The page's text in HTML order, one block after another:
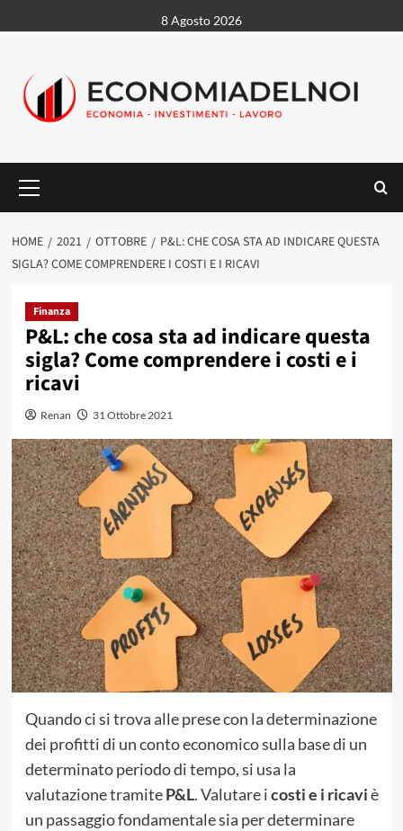
al
8 Agosto 2026
principale
HOME 2021 OTTOBRE
P&L: CHE COSA STA AD INDICARE QUESTA
SIGLA? COME COMPRENDERE I COSTI E I RICAVI
Finanza
P&L: che cosa sta ad indicare questa
sigla? Come comprendere i costi e i
ricavi
Renan 31 Ottobre 2021
Quando ci si trova alle prese con la determinazione
dei profitti di un conto economico sulla base di un
determinato periodo di tempo, si usa la
valutazione tramiteP&L. Valutare icosti e i ricaviè
un passaggio fondamentale sia per determinare